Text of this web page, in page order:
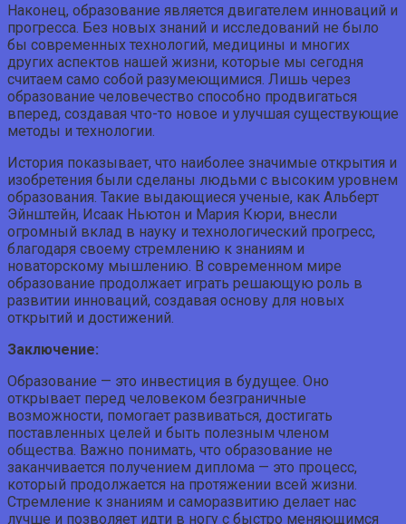
Наконец, образование является двигателем инноваций и
прогресса. Без новых знаний и исследований не было
бы современных технологий, медицины и многих
других аспектов нашей жизни, которые мы сегодня
считаем само собой разумеющимися. Лишь через
образование человечество способно продвигаться
вперед, создавая что-то новое и улучшая существующие
методы и технологии.
История показывает, что наиболее значимые открытия и
изобретения были сделаны людьми с высоким уровнем
образования. Такие выдающиеся ученые, как Альберт
Эйнштейн, Исаак Ньютон и Мария Кюри, внесли
огромный вклад в науку и технологический прогресс,
благодаря своему стремлению к знаниям и
новаторскому мышлению. В современном мире
образование продолжает играть решающую роль в
развитии инноваций, создавая основу для новых
открытий и достижений.
Заключение:
Образование — это инвестиция в будущее. Оно
открывает перед человеком безграничные
возможности, помогает развиваться, достигать
поставленных целей и быть полезным членом
общества. Важно понимать, что образование не
заканчивается получением диплома — это процесс,
который продолжается на протяжении всей жизни.
Стремление к знаниям и саморазвитию делает нас
лучше и позволяет идти в ногу с быстро меняющимся